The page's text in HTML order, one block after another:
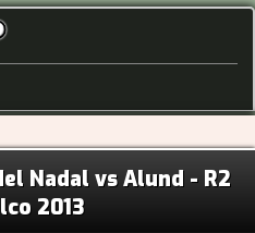
Nadal vs Alund - R2
2013